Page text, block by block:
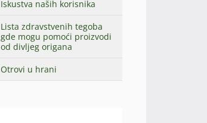
Iskustva naših korisnika
Lista zdravstvenih tegoba
gde mogu pomoći proizvodi
od divljeg origana
Otrovi u hrani